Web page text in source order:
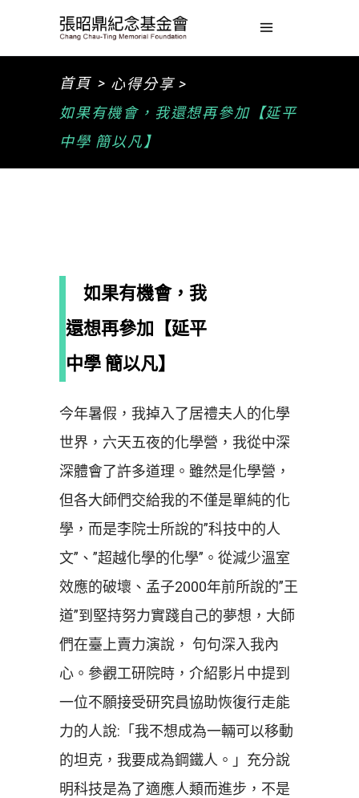
首頁 > 心得分享 >
如果有機會，我還想再參加【延平
中學 簡以凡】
如果有機會，我
還想再參加【延平
中學 簡以凡】
今年暑假，我掉入了居禮夫人的化學
世界，六天五夜的化學營，我從中深
深體會了許多道理。雖然是化學營，
但各大師們交給我的不僅是單純的化
學，而是李院士所說的”科技中的人
文”、”超越化學的化學”。從減少溫室
效應的破壞、孟子2000年前所說的”王
道”到堅持努力實踐自己的夢想，大師
們在臺上賣力演說， 句句深入我內
心。參觀工研院時，介紹影片中提到
一位不願接受研究員協助恢復行走能
力的人說:「我不想成為一輛可以移動
的坦克，我要成為鋼鐵人。」充分說
明科技是為了適應人類而進步，不是